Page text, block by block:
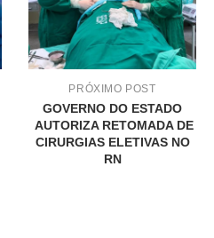
PRÓXIMO POST
GOVERNO DO ESTADO
AUTORIZA RETOMADA DE
CIRURGIAS ELETIVAS NO
RN